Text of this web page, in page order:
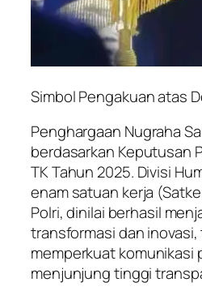
Simbol Pengakuan atas
Penghargaan Nugraha
berdasarkan Keputusan
TK Tahun 2025. Divisi
enam satuan kerja
Polri, dinilai berhasil
transformasi dan
memperkuat komunikasi
menjunjung tinggi